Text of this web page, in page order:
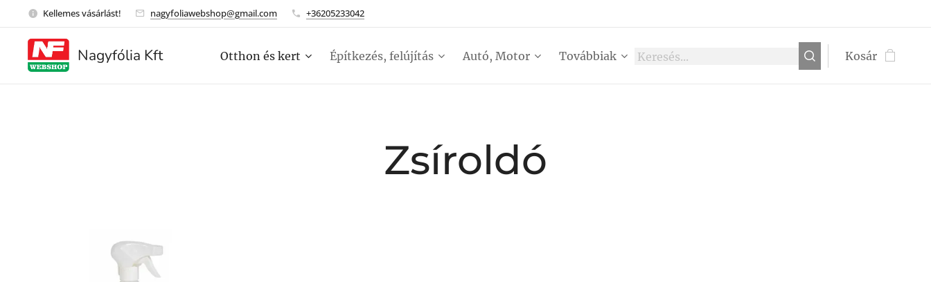
Kellemes vásárlást! nagyfoliawebshop@gmail.com +36205233042
Nagyfólia Kft Otthon és kert Építkezés, felújítás Autó, Motor Továbbiak Kosár
Zsíroldó